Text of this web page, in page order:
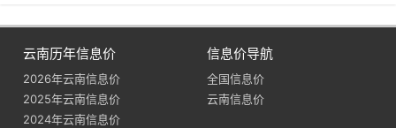
云南历年信息价
2026年云南信息价
2025年云南信息价
2024年云南信息价
信息价导航
全国信息价
云南信息价